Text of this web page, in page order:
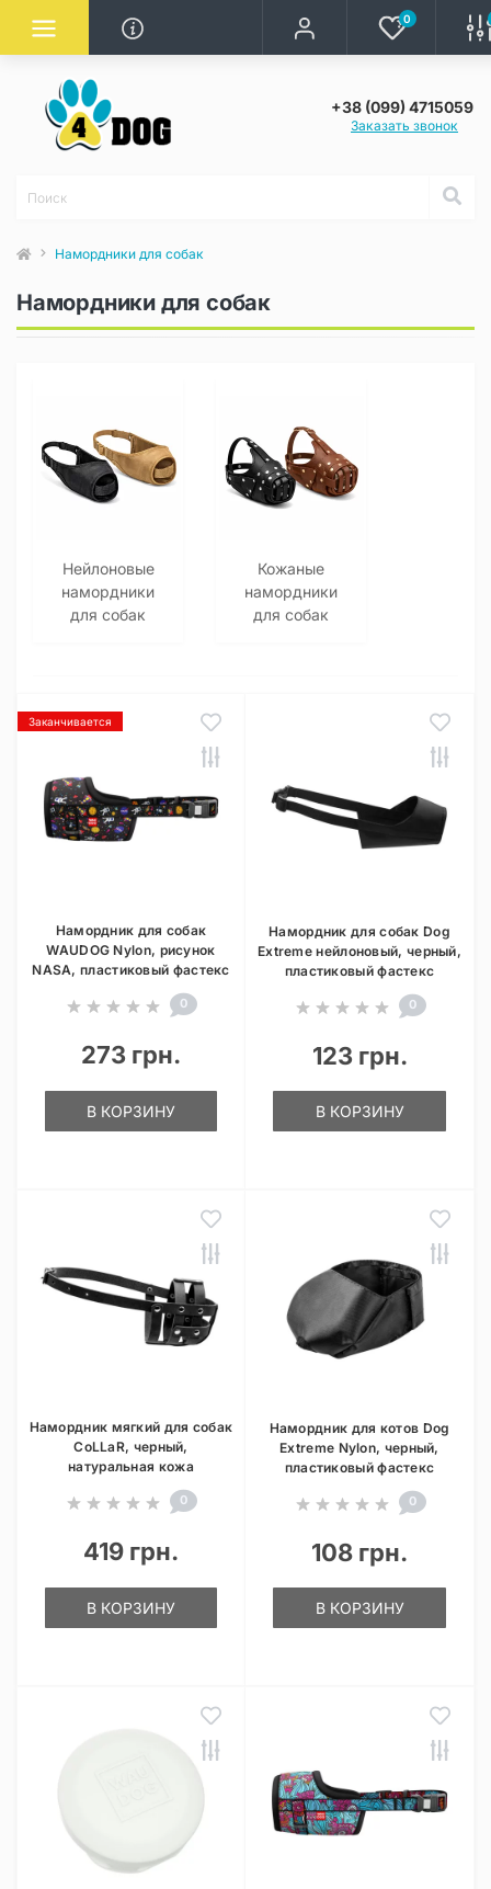
0
+38 (099) 4715059
Заказать звонок
Намордники для собак
Намордники для собак
Нейлоновые
намордники
для собак
Кожаные
намордники
для собак
Заканчивается
Намордник для собак
WAUDOG Nylon, рисунок
NASA, пластиковый фастекс
0
273 грн.
В КОРЗИНУ
Намордник для собак Dog
Extreme нейлоновый, черный,
пластиковый фастекс
0
123 грн.
В КОРЗИНУ
Намордник мягкий для собак
CoLLaR, черный,
натуральная кожа
0
419 грн.
В КОРЗИНУ
Намордник для котов Dog
Extreme Nylon, черный,
пластиковый фастекс
0
108 грн.
В КОРЗИНУ